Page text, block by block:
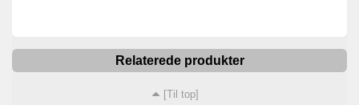
Relaterede produkter
[Til top]